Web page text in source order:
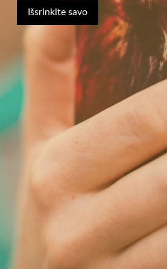
Išsrinkite savo